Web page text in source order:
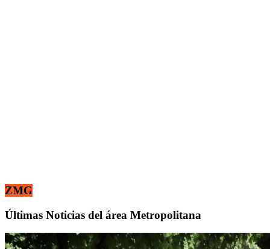
ZMG
Últimas Noticias del área Metropolitana